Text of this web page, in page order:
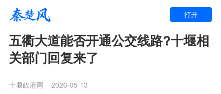
打开
五衢大道能否开通公交线路?十堰相
关部门回复来了
十堰政府网 2026-05-13